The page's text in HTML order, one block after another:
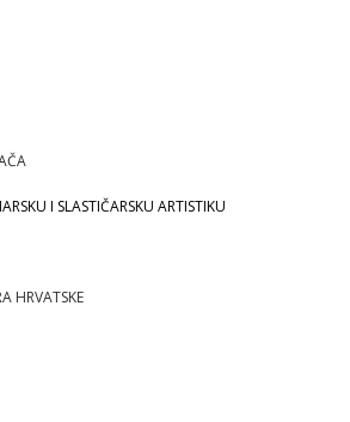
I SLASTIČARSKU ARTISTIKU
HRVATSKE